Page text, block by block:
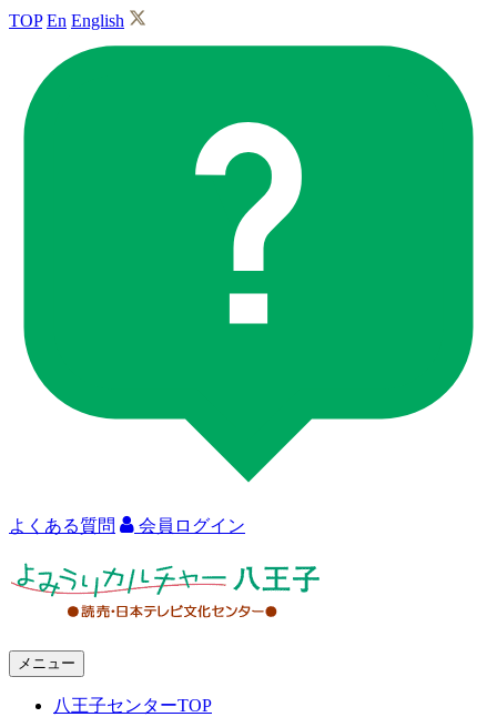
TOP En English
よくある質問 会員ログイン
メニュー
八王子センターTOP